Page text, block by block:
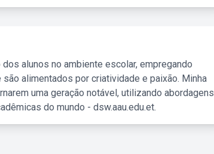
alunos no ambiente escolar, empregando
alimentados por criatividade e paixão. Minha
uma geração notável, utilizando abordagens
do mundo - dsw.aau.edu.et.